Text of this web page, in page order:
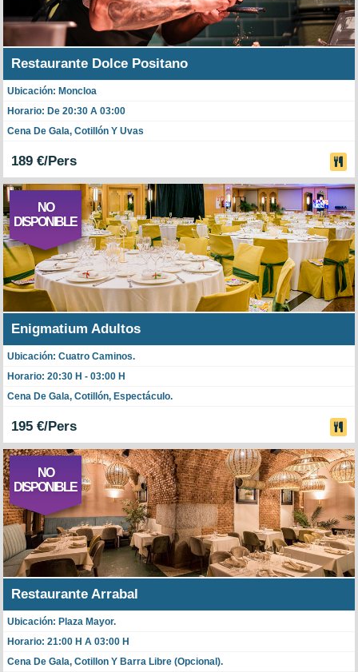
Restaurante Dolce Positano
Ubicación: Moncloa
Horario: De 20:30 A 03:00
Cena De Gala, Cotillón Y Uvas
189 €/Pers
NO
DISPONIBLE
Enigmatium Adultos
Ubicación: Cuatro Caminos.
Horario: 20:30 H - 03:00 H
Cena De Gala, Cotillón, Espectáculo.
195 €/Pers
NO
DISPONIBLE
Restaurante Arrabal
Ubicación: Plaza Mayor.
Horario: 21:00 H A 03:00 H
Cena De Gala, Cotillon Y Barra Libre (opcional).